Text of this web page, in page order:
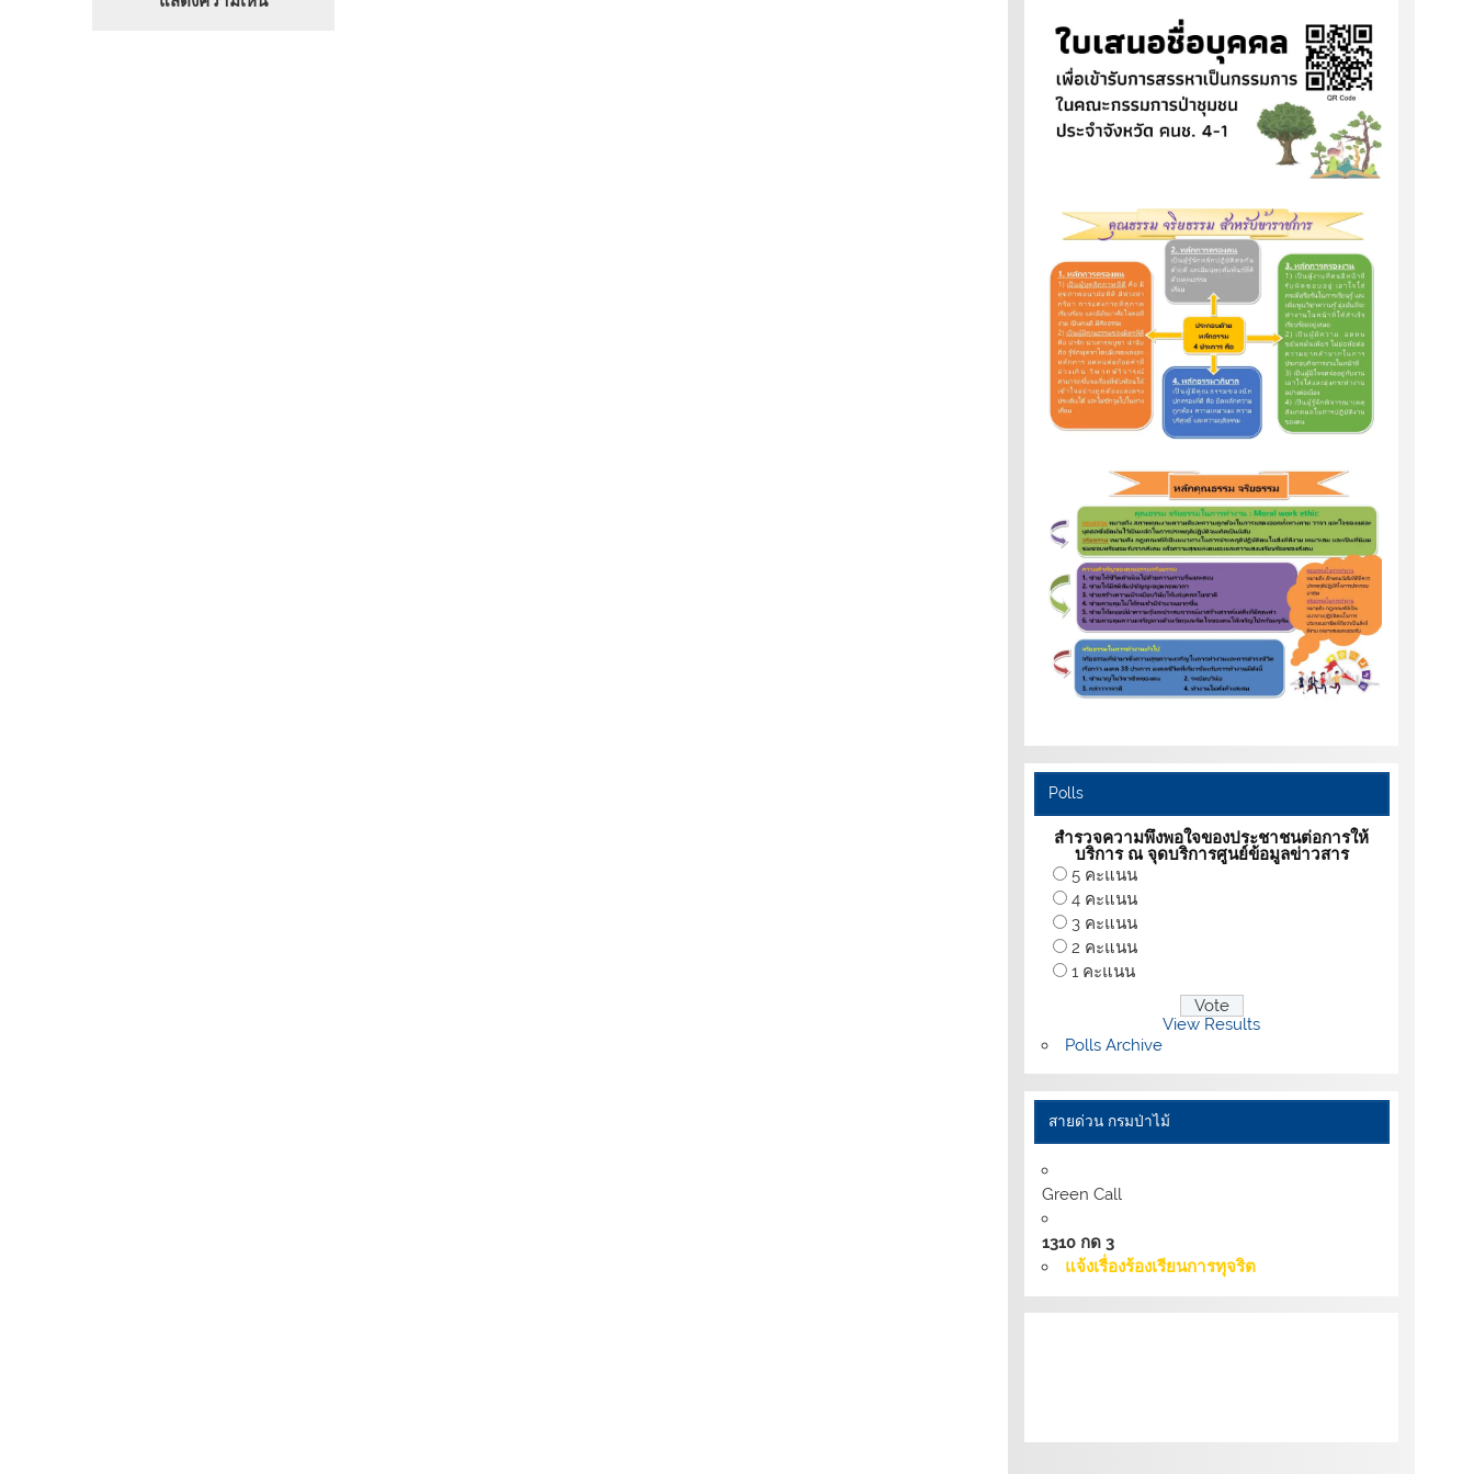
Polls
สำรวจความพึงพอใจของประชาชนต่อการให้
บริการ ณ จุดบริการศูนย์ข้อมูลข่าวสาร
5 คะแนน
4 คะแนน
3 คะแนน
2 คะแนน
1 คะแนน
View Results
Polls Archive
สายด่วน กรมป่าไม้
Green Call
1310 กด 3
แจ้งเรื่องร้องเรียนการทุจริต